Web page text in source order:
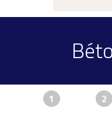
1 2